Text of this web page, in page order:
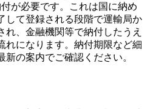
が必要です。これは国に納め
して登録される段階で運輸局か
れ、金融機関等で納付したうえ
れになります。納付期限など細
の案内でご確認ください。